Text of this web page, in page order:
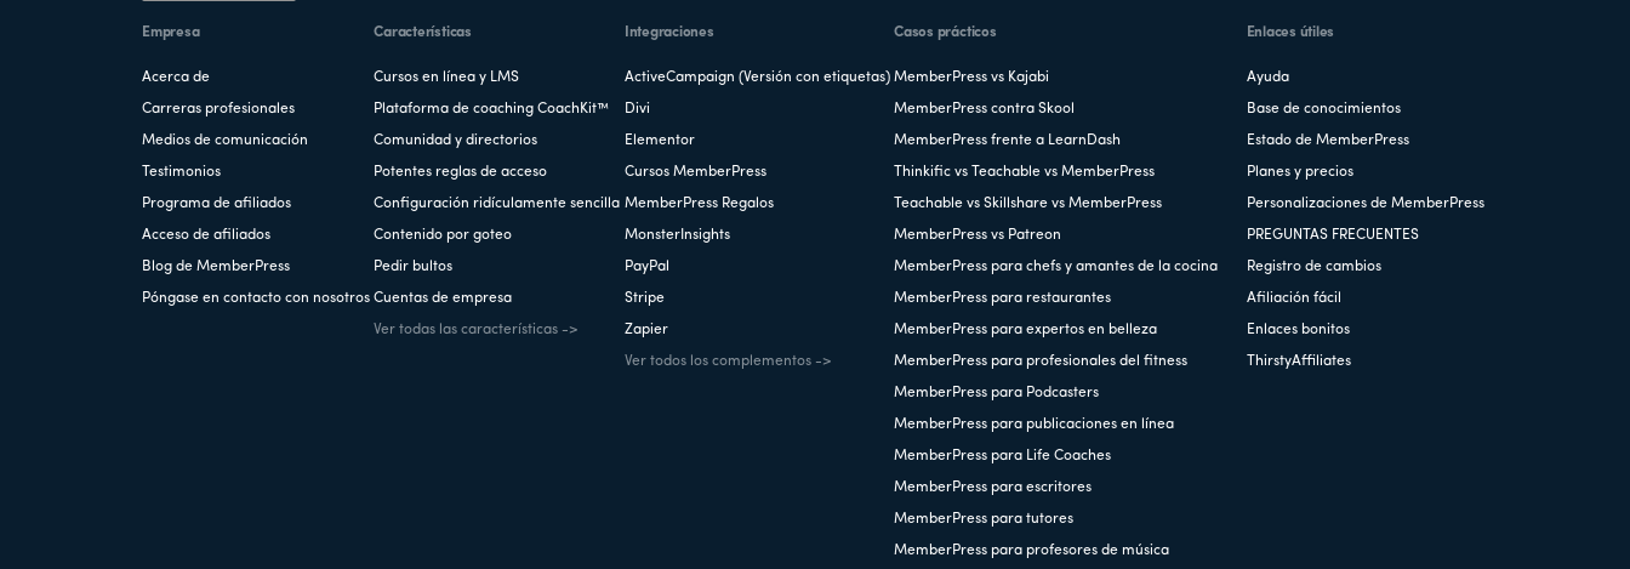
Empresa
Acerca de
Carreras profesionales
Medios de comunicación
Testimonios
Programa de afiliados
Acceso de afiliados
Blog de MemberPress
Póngase en contacto con nosotros
Características
Cursos en línea y LMS
Plataforma de coaching CoachKit™
Comunidad y directorios
Potentes reglas de acceso
Configuración ridículamente sencilla
Contenido por goteo
Pedir bultos
Cuentas de empresa
Ver todas las características ->
Integraciones
ActiveCampaign (Versión con etiquetas)
Divi
Elementor
Cursos MemberPress
MemberPress Regalos
MonsterInsights
PayPal
Stripe
Zapier
Ver todos los complementos ->
Casos prácticos
MemberPress vs Kajabi
MemberPress contra Skool
MemberPress frente a LearnDash
Thinkific vs Teachable vs MemberPress
Teachable vs Skillshare vs MemberPress
MemberPress vs Patreon
MemberPress para chefs y amantes de la cocina
MemberPress para restaurantes
MemberPress para expertos en belleza
MemberPress para profesionales del fitness
MemberPress para Podcasters
MemberPress para publicaciones en línea
MemberPress para Life Coaches
MemberPress para escritores
MemberPress para tutores
MemberPress para profesores de música
Enlaces útiles
Ayuda
Base de conocimientos
Estado de MemberPress
Planes y precios
Personalizaciones de MemberPress
PREGUNTAS FRECUENTES
Registro de cambios
Afiliación fácil
Enlaces bonitos
ThirstyAffiliates